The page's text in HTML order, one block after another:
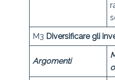
M3 Diversificare gli
Argomenti
o